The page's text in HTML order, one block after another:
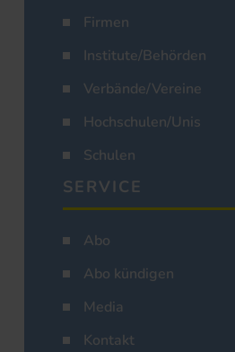
Firmen
Institute/Behörden
Verbände/Vereine
Hochschulen/Unis
Schulen
SERVICE
Abo
Abo kündigen
Media
Kontakt